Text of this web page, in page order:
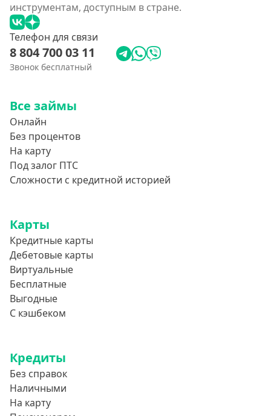
инструментам, доступным в стране.
Телефон для связи
8 804 700 03 11
Звонок бесплатный
Все займы
Онлайн
Без процентов
На карту
Под залог ПТС
Сложности с кредитной историей
Карты
Кредитные карты
Дебетовые карты
Виртуальные
Бесплатные
Выгодные
С кэшбеком
Кредиты
Без справок
Наличными
На карту